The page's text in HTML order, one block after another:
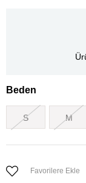
Beden
S M
Favorilere Ekle